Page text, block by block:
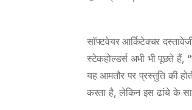
सॉफ्टवेयर आर्किटेक्चर
स्टेकहोल्डर्स अभी भी पूछते हैं,
यह आमतौर पर प्रस्तुति की
करता है, लेकिन इस ढांचे के